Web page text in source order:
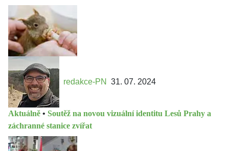
redakce-PN 31. 07. 2024
Aktuálně • Soutěž na novou vizuální identitu Lesů Prahy a
záchranné stanice zvířat